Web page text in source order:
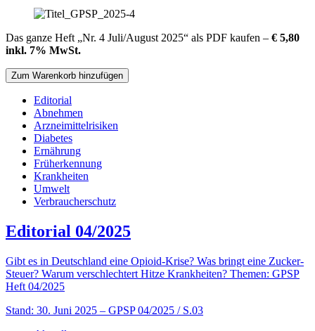
Das ganze Heft „Nr. 4 Juli/August 2025“ als PDF kaufen – € 5,80
inkl. 7% MwSt.
Editorial
Abnehmen
Arzneimittelrisiken
Diabetes
Ernährung
Früherkennung
Krankheiten
Umwelt
Verbraucherschutz
Editorial 04/2025
Gibt es in Deutschland eine Opioid-Krise? Was bringt eine Zucker-
Steuer? Warum verschlechtert Hitze Krankheiten? Themen: GPSP
Heft 04/2025
Stand: 30. Juni 2025 – GPSP 04/2025 / S.03